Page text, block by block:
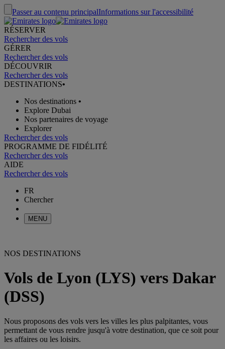
Passer au contenu principalInformations sur l'accessibilité
RÉSERVER
Rechercher des vols
GÉRER
Rechercher des vols
DÉCOUVRIR
Rechercher des vols
DESTINATIONS•
Nos destinations •
Explore Dubai
Nos partenaires de voyage
Explorer
Rechercher des vols
PROGRAMME DE FIDÉLITÉ
Rechercher des vols
AIDE
Rechercher des vols
FR
Chercher
MENU
NOS DESTINATIONS
Vols de Lyon (LYS) vers Dakar
(DSS)
Nous proposons des vols vers les villes les plus palpitantes, vous
permettant de vous rendre jusqu'à votre destination, que ce soit pour
les affaires ou les loisirs.